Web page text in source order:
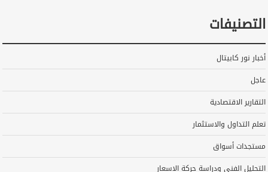
التصنيفات
أخبار نور كابيتال
عاجل
التقارير الاقتصادية
تعلم التداول والاستثمار
مستجدات أسواق
التحليل الفني ودراسة حركة الاسعار